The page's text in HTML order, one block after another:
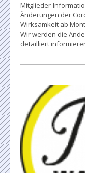
Mitglieder-
Änderungen der
Wirksamkeit ab
Wir werden die
detailliert